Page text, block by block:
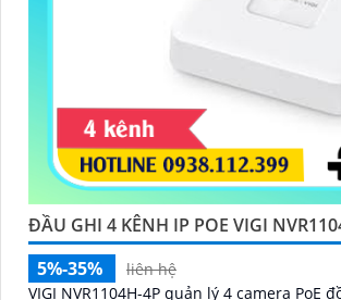
ĐẦU GHI 4 KÊNH IP POE VIGI
5%-35%
liên hệ
VIGI NVR1104H-4P quản lý 4 camera